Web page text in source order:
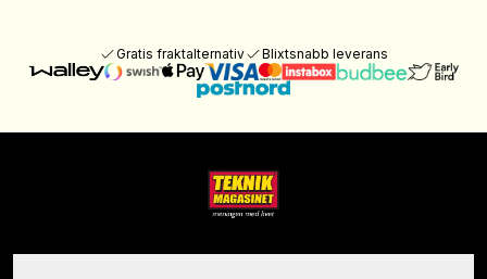
Gratis fraktalternativ Blixtsnabb leverans